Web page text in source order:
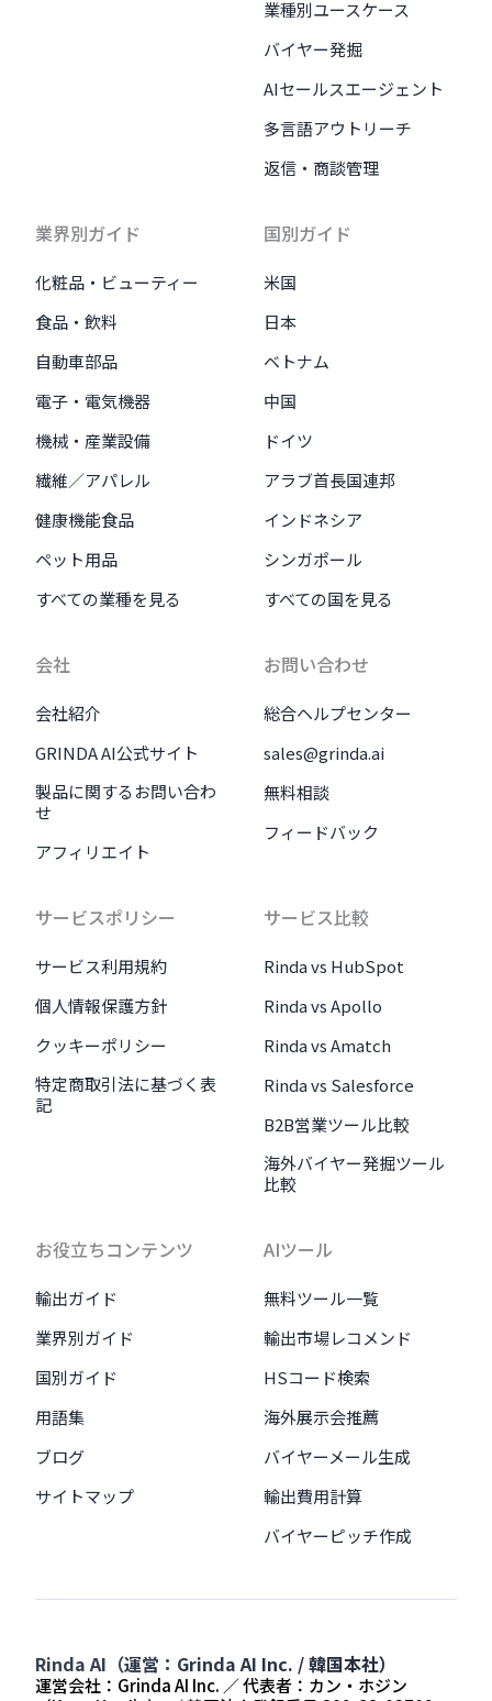
業種別ユースケース
バイヤー発掘
AIセールスエージェント
多言語アウトリーチ
返信・商談管理
業界別ガイド
化粧品・ビューティー
食品・飲料
自動車部品
電子・電気機器
機械・産業設備
繊維／アパレル
健康機能食品
ペット用品
すべての業種を見る
国別ガイド
米国
日本
ベトナム
中国
ドイツ
アラブ首長国連邦
インドネシア
シンガポール
すべての国を見る
会社
会社紹介
GRINDA AI公式サイト
製品に関するお問い合わ
せ
アフィリエイト
お問い合わせ
総合ヘルプセンター
sales@grinda.ai
無料相談
フィードバック
サービスポリシー
サービス利用規約
個人情報保護方針
クッキーポリシー
特定商取引法に基づく表
記
サービス比較
Rinda vs HubSpot
Rinda vs Apollo
Rinda vs Amatch
Rinda vs Salesforce
B2B営業ツール比較
海外バイヤー発掘ツール
比較
お役立ちコンテンツ
輸出ガイド
業界別ガイド
国別ガイド
用語集
ブログ
サイトマップ
AIツール
無料ツール一覧
輸出市場レコメンド
HSコード検索
海外展示会推薦
バイヤーメール生成
輸出費用計算
バイヤーピッチ作成
Rinda AI（運営：Grinda AI Inc. / 韓国本社）
運営会社：Grinda AI Inc. ／ 代表者：カン・ホジン